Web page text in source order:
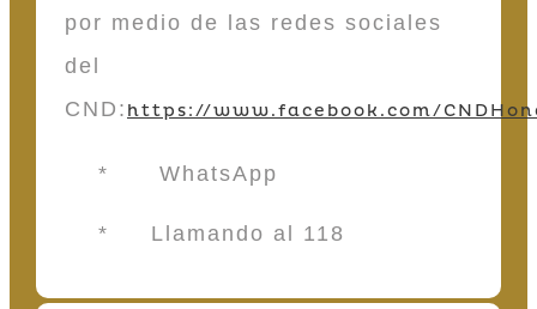
por medio de las redes sociales
del
CND: https://www.facebook.com/
* WhatsApp
* Llamando al 118